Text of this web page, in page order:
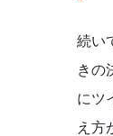
続い
きの
にツ
え方